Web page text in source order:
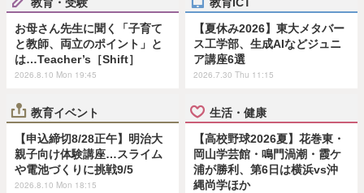
お母さん先生に聞く「子育て
と教師、両立のポイント」と
は…Teacher’s［Shift］
2026.8.10 Mon 19:45
【夏休み2026】東大メタバー
ス工学部、生成AIなどジュニ
ア講座6選
2026.7.30 Thu 11:15
教育イベント
【申込締切8/28正午】明治大
親子向け体験講座…スライム
や電池づくりに挑戦9/5
2026.8.10 Mon 18:15
生活・健康
【高校野球2026夏】花巻東・
岡山学芸館・鳴門渦潮・霞ケ
浦が勝利、第6日は横浜vs沖
縄尚学ほか